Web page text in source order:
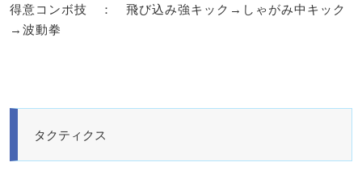
得意コンボ技 ： 飛び込み強キック→しゃがみ中キック
→波動拳
タクティクス